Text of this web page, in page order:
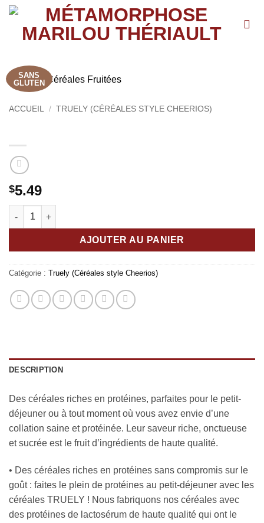
Passer
contenu
SANS
GLUTEN
ACCUEIL / TRUELY (CÉRÉALES STYLE CHEERIOS)
$5.49
quantité de Truely Céréales Fruitées
AJOUTER AU PANIER
Catégorie : Truely (Céréales style Cheerios)
DESCRIPTION
Des céréales riches en protéines, parfaites pour le petit-
déjeuner ou à tout moment où vous avez envie d’une
collation saine et protéinée. Leur saveur riche, onctueuse
et sucrée est le fruit d’ingrédients de haute qualité.
• Des céréales riches en protéines sans compromis sur le
goût : faites le plein de protéines au petit-déjeuner avec les
céréales TRUELY ! Nous fabriquons nos céréales avec
des protéines de lactosérum de haute qualité qui ont le